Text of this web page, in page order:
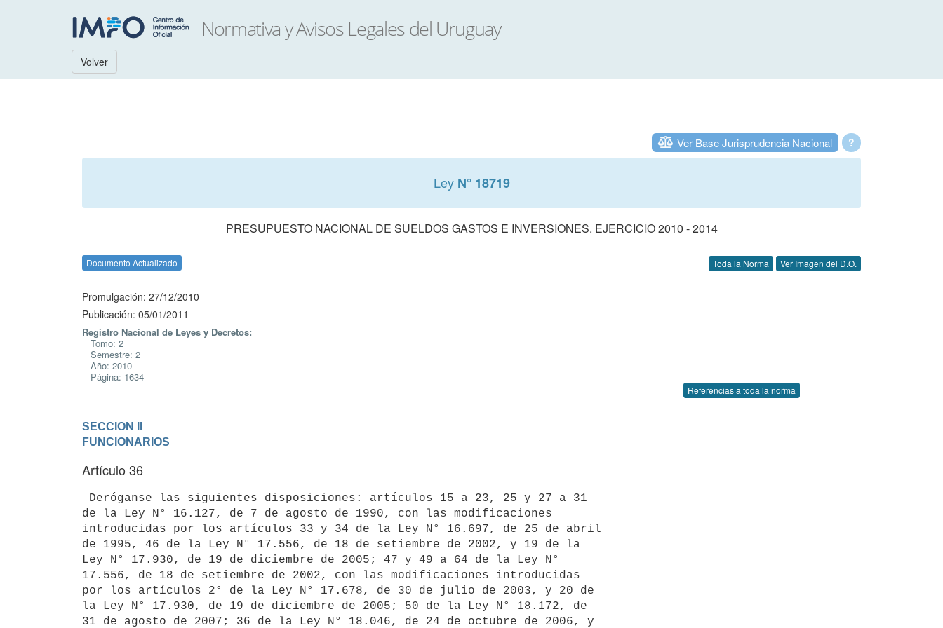
Volver
?
Ver Base Jurisprudencia Nacional
Ley N° 18719
PRESUPUESTO NACIONAL DE SUELDOS GASTOS E INVERSIONES. EJERCICIO 2010 - 2014
Documento Actualizado Toda la Norma Ver Imagen del D.O.
Promulgación: 27/12/2010
Publicación: 05/01/2011
Registro Nacional de Leyes y Decretos:
Tomo: 2
Semestre: 2
Año: 2010
Página: 1634
Referencias a toda la norma
SECCION II
FUNCIONARIOS
Artículo 36
de la Ley N° 16.127, de 7 de agosto de 1990, con las modificaciones
introducidas por los artículos 33 y 34 de la Ley N° 16.697, de 25 de abril
de 1995, 46 de la Ley N° 17.556, de 18 de setiembre de 2002, y 19 de la
Ley N° 17.930, de 19 de diciembre de 2005; 47 y 49 a 64 de la Ley N°
17.556, de 18 de setiembre de 2002, con las modificaciones introducidas
por los artículos 2° de la Ley N° 17.678, de 30 de julio de 2003, y 20 de
la Ley N° 17.930, de 19 de diciembre de 2005; 50 de la Ley N° 18.172, de
31 de agosto de 2007; 36 de la Ley N° 18.046, de 24 de octubre de 2006, y